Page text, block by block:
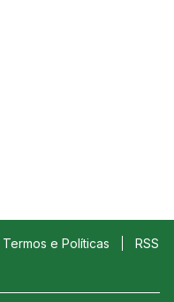
Termos e Políticas RSS